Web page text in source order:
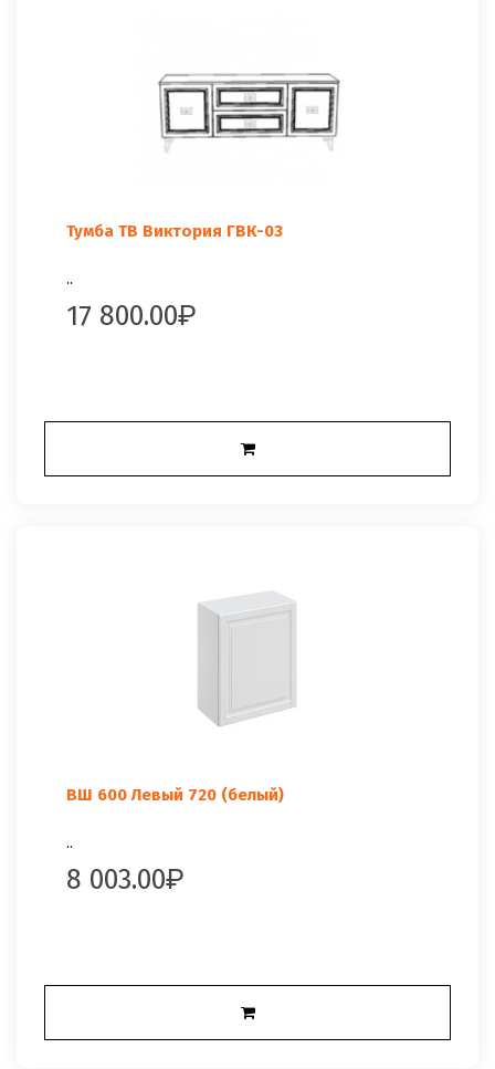
Тумба ТВ Виктория ГВК-03
..
17 800.00
ВШ 600 Левый 720 (белый)
..
8 003.00